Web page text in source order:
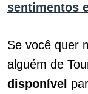
sentimentos
Se você quer
alguém de
disponível